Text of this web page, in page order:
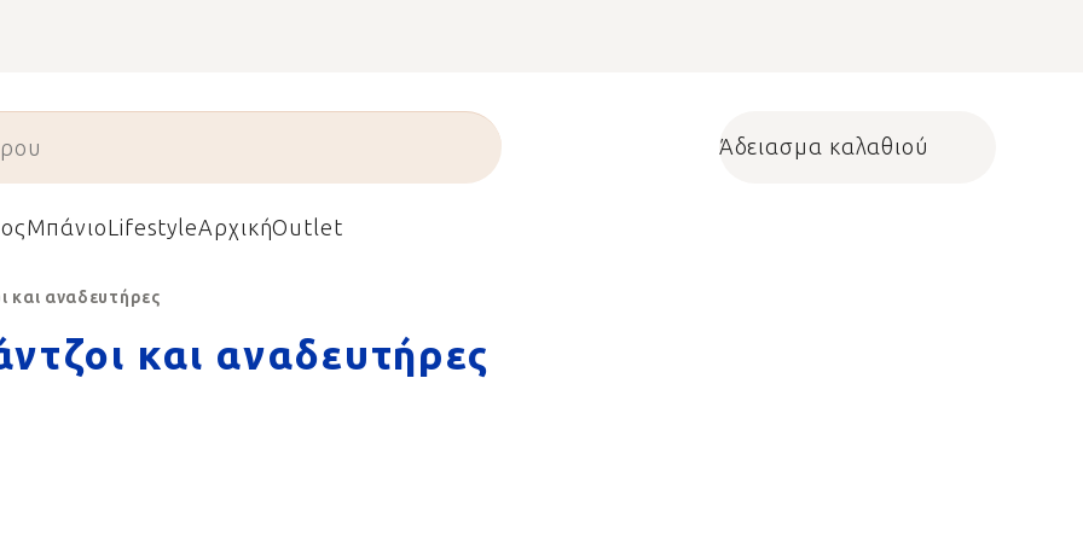
Shopping cart
Άδειασμα καλαθιού
ΜπάνιοLifestyleΑρχικήOutlet
και αναδευτήρες
και αναδευτήρες